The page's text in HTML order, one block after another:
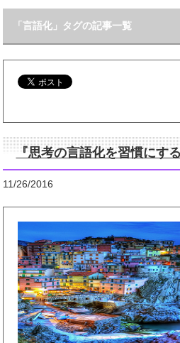
「言語化」タグの記事一覧
『思考の言語化を習慣にす
11/26/2016